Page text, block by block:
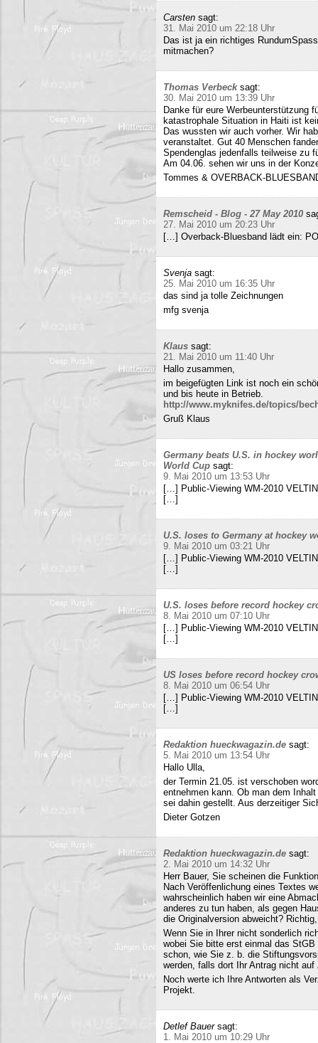
Carsten sagt:
31. Mai 2010 um 22:18 Uhr
Das ist ja ein richtiges
mitmachen?
Thomas Verbeck sagt:
30. Mai 2010 um 13:39 Uhr
Danke für eure Werbeunterstützung
katastrophale Situation in Haiti ist
Das wussten wir auch vorher. Wir
veranstaltet. Gut 40 Menschen
Spendenglas jedenfalls teilweise zu
Am 04.06. sehen wir uns in der
Tommes & OVERBACK-
Remscheid - Blog - 27 May 2010
27. Mai 2010 um 20:23 Uhr
[…] Overback-Bluesband lädt ein:
Svenja sagt:
25. Mai 2010 um 16:35 Uhr
das sind ja tolle Zeichnungen
mfg svenja
Klaus sagt:
21. Mai 2010 um 11:40 Uhr
Hallo zusammen,
im beigefügten Link ist noch ein
und bis heute in Betrieb.
http://www.myknifes.de/topics/
Gruß Klaus
Germany beats U.S. in hockey
World Cup sagt:
9. Mai 2010 um 13:53 Uhr
[…] Public-Viewing WM-2010
[…]
U.S. loses to Germany at hockey
9. Mai 2010 um 03:21 Uhr
[…] Public-Viewing WM-2010
[…]
U.S. loses before record hockey
8. Mai 2010 um 07:10 Uhr
[…] Public-Viewing WM-2010
[…]
US loses before record hockey
8. Mai 2010 um 06:54 Uhr
[…] Public-Viewing WM-2010
[…]
Redaktion hueckwagazin.de sagt:
5. Mai 2010 um 13:54 Uhr
Hallo Ulla,
der Termin 21.05. ist verschoben
entnehmen kann. Ob man dem
sei dahin gestellt. Aus derzeitiger
Dieter Gotzen
Redaktion hueckwagazin.de sagt:
2. Mai 2010 um 14:32 Uhr
Herr Bauer, Sie scheinen die
Nach Veröffenlichung eines Textes
wahrscheinlich haben wir eine
anderes zu tun haben, als gegen
die Originalversion abweicht?
Wenn Sie in Ihrer nicht sonderlich
wobei Sie bitte erst einmal das
schon, wie Sie z. b. die
werden, falls dort Ihr Antrag nicht
Noch werte ich Ihre Antworten als
Projekt.
Detlef Bauer sagt:
1. Mai 2010 um 10:29 Uhr